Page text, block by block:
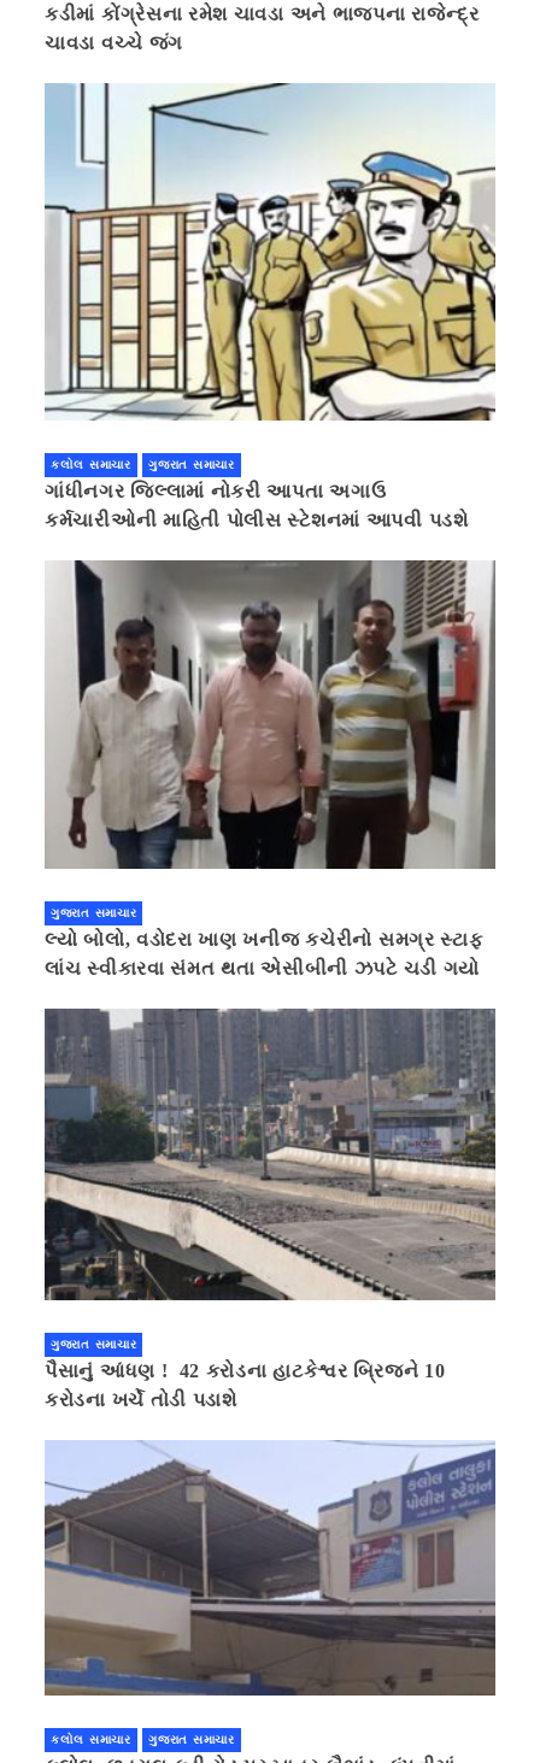
કડીમાં કોંગ્રેસના રમેશ ચાવડા અને ભાજપના રાજેન્દ્ર
ચાવડા વચ્ચે જંગ
કલોલ સમાચાર ગુજરાત સમાચાર
ગાંધીનગર જિલ્લામાં નોકરી આપતા અગાઉ
કર્મચારીઓની માહિતી પોલીસ સ્ટેશનમાં આપવી પડશે
ગુજરાત સમાચાર
લ્યો બોલો, વડોદરા ખાણ ખનીજ કચેરીનો સમગ્ર સ્ટાફ
લાંચ સ્વીકારવા સંમત થતા એસીબીની ઝપટે ચડી ગયો
ગુજરાત સમાચાર
પૈસાનું આંધણ ! 42 કરોડના હાટકેશ્વર બ્રિજને 10
કરોડના ખર્ચે તોડી પડાશે
કલોલ સમાચાર ગુજરાત સમાચાર